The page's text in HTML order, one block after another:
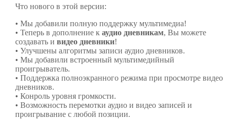
Что нового в этой версии:
• Мы добавили полную поддержку мультимедиа!
• Теперь в дополнение к аудио дневникам, Вы можете
создавать и видео дневники!
• Улучшены алгоритмы записи аудио дневников.
• Мы добавили встроенный мультимедийный
проигрыватель.
• Поддержка полноэкранного режима при просмотре видео
дневников.
• Конроль уровня громкости.
• Возможность перемотки аудио и видео записей и
проигрывание с любой позиции.